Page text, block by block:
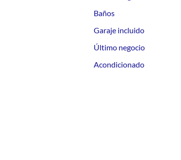
Baños
Garaje incluido
Último negocio
Acondicionado